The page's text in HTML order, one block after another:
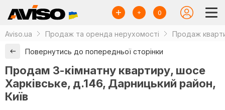
0
Aviso.ua Продаж та оренда нерухомості Продаж
Повернутись до попередньої сторінки
Продам 3-кімнатну квартиру, шосе
Харківське, д.146, Дарницький район,
Київ